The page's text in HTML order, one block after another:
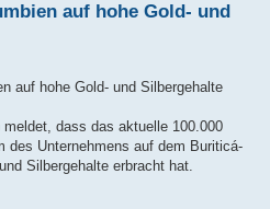
auf hohe Gold- und
auf hohe Gold- und Silbergehalte
dass das aktuelle 100.000
des Unternehmens auf dem Buriticá-
Silbergehalte erbracht hat.